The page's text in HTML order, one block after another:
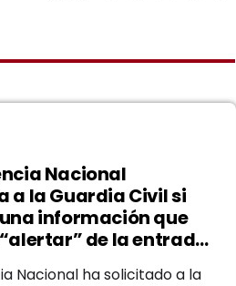
Nacional
a la Guardia Civil si
información que
de la entrada
Nacional ha solicitado a la